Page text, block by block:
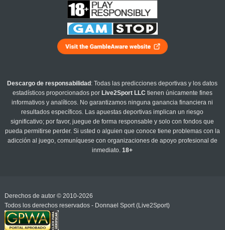
Descargo de responsabilidad : Todas las predicciones deportivas y los datos
estadísticos proporcionados por Live2Sport LLC tienen únicamente fines
informativos y analíticos. No garantizamos ninguna ganancia financiera ni
resultados específicos. Las apuestas deportivas implican un riesgo
significativo; por favor, juegue de forma responsable y solo con fondos que
pueda permitirse perder. Si usted o alguien que conoce tiene problemas con la
adicción al juego, comuníquese con organizaciones de apoyo profesional de
inmediato.18+
Derechos de autor © 2010-2026
Todos los derechos reservados - Donnael Sport (Live2Sport)